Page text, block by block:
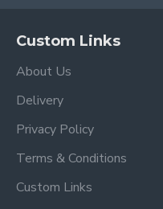
Custom Links
About Us
Delivery
Privacy Policy
Terms & Conditions
Custom Links